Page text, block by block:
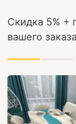
Скидка 5% +
вашего